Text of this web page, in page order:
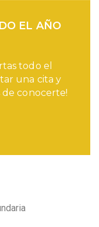
EL AÑO
todo el
una cita y
de conocerte!